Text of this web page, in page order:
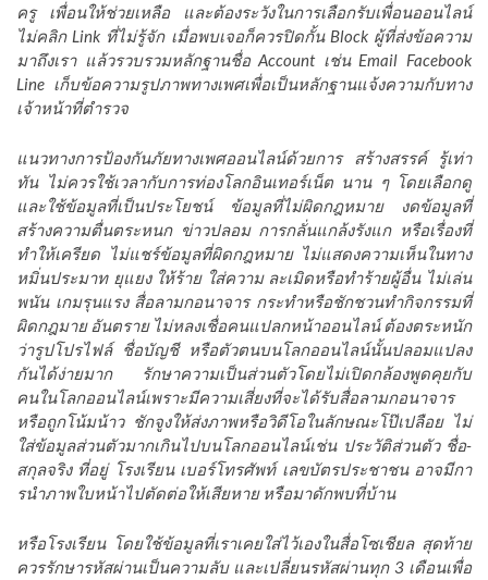
ครู เพื่อนให้ช่วยเหลือ และต้องระวังในการเลือกรับเพื่อนออนไลน์
ไม่คลิก Link ที่ไม่รู้จัก เมื่อพบเจอก็ควรปิดกั้น Block ผู้ที่ส่งข้อความ
มาถึงเรา แล้วรวบรวมหลักฐานชื่อ Account เช่น Email Facebook
Line เก็บข้อความรูปภาพทางเพศเพื่อเป็นหลักฐานแจ้งความกับทาง
เจ้าหน้าที่ตํารวจ
แนวทางการป้องกันภัยทางเพศออนไลน์ด้วยการ สร้างสรรค์ รู้เท่า
ทัน ไม่ควรใช้เวลากับการท่องโลกอินเทอร์เน็ต นาน ๆ โดยเลือกดู
และใช้ข้อมูลที่เป็นประโยชน์ ข้อมูลที่ไม่ผิดกฎหมาย งดข้อมูลที่
สร้างความตื่นตระหนก ข่าวปลอม การกลั่นแกล้งรังแก หรือเรื่องที่
ทําให้เครียด ไม่แชร์ข้อมูลที่ผิดกฎหมาย ไม่แสดงความเห็นในทาง
หมิ่นประมาท ยุแยง ให้ร้าย ใส่ความ ละเมิดหรือทําร้ายผู้อื่น ไม่เล่น
พนัน เกมรุนแรง สื่อลามกอนาจาร กระทําหรือชักชวนทํากิจกรรมที่
ผิดกฎมาย อันตราย ไม่หลงเชื่อคนแปลกหน้าออนไลน์ ต้องตระหนัก
ว่ารูปโปรไฟล์ ชื่อบัญชี หรือตัวตนบนโลกออนไลน์นั้นปลอมแปลง
กันได้ง่ายมาก รักษาความเป็นส่วนตัวโดยไม่เปิดกล้องพูดคุยกับ
คนในโลกออนไลน์เพราะมีความเสี่ยงที่จะได้รับสื่อลามกอนาจาร
หรือถูกโน้มน้าว ชักจูงให้ส่งภาพหรือวิดีโอในลักษณะโป๊เปลือย ไม่
ใส่ข้อมูลส่วนตัวมากเกินไปบนโลกออนไลน์เช่น ประวัติส่วนตัว ชื่อ-
สกุลจริง ที่อยู่ โรงเรียน เบอร์โทรศัพท์ เลขบัตรประชาชน อาจมีกา
รนําภาพใบหน้าไปตัดต่อให้เสียหาย หรือมาดักพบที่บ้าน
หรือโรงเรียน โดยใช้ข้อมูลที่เราเคยใส่ไว้เองในสื่อโซเชียล สุดท้าย
ควรรักษารหัสผ่านเป็นความลับ และเปลี่ยนรหัสผ่านทุก 3 เดือนเพื่อ